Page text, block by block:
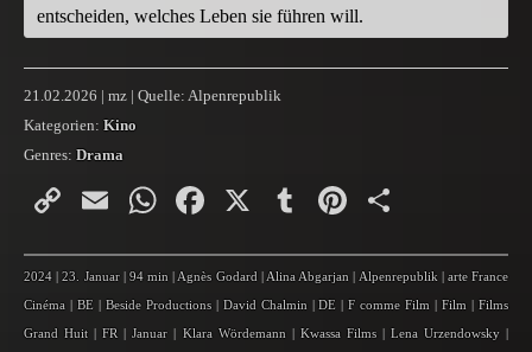
entscheiden, welches Leben sie führen will.
21.02.2026 | mz | Quelle: Alpenrepublik
Kategorien: Kino
Genres: Drama
CopyEmailWhatsApp
Facebook
X TumblrPinterest
2024 |23. Januar| 94 min | Agnès Godard | Alina Abgarjan | Alpenrepublik | arte France
Cinéma | BE| Beside Productions| David Chalmin |DE |F comme Film |Film |Films
Grand Huit |FR |Januar | Klara Wördemann | Kwassa Films| Lena Urzendowsky |